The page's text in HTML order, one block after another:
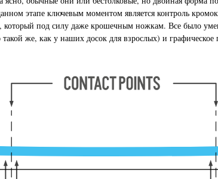
этапе ключевым моментом является контроль
который под силу даже крошечным ножкам. Все было
же, как у наших досок для взрослых) и графическое